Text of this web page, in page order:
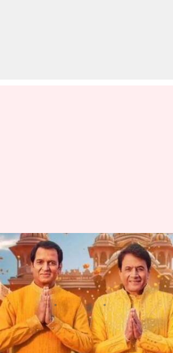
रामभत्तों को मिला खास
'हमारे राम आए हैं' गाना
गायक ने दी आवाज
लेखन दीक्षा शर्मा Jan 22, 2024 11:05 am
क्या है खबर?